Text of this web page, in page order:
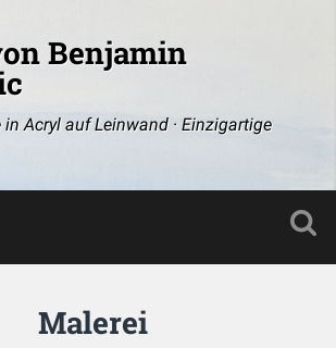
Benjamin
Acryl auf Leinwand · Einzigartige
Malerei